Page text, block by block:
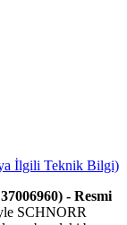
İlgili Teknik Bilgi)
- Resmi
SCHNORR